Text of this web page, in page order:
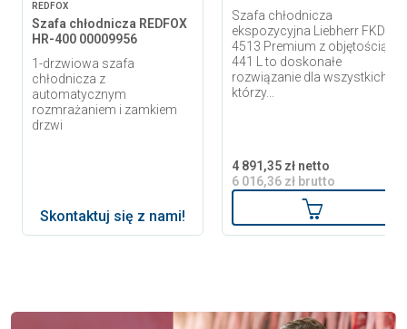
REDFOX
Szafa chłodnicza REDFOX
HR-400 00009956
1-drzwiowa szafa
chłodnicza z
automatycznym
rozmrażaniem i zamkiem
drzwi
Skontaktuj się z nami!
Szafa chłodnicza
ekspozycyjna Liebherr FKDv
4513 Premium z objętością
441 L to doskonałe
rozwiązanie dla wszystkich,
którzy...
4 891,35 zł netto
6 016,36 zł brutto
Dodaj do